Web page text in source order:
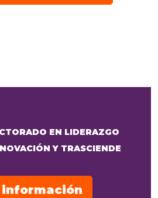
EN LIDERAZGO
Y TRASCIENDE
información